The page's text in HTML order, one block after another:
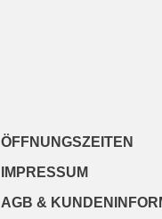
ÖFFNUNGSZEITEN
IMPRESSUM
AGB &